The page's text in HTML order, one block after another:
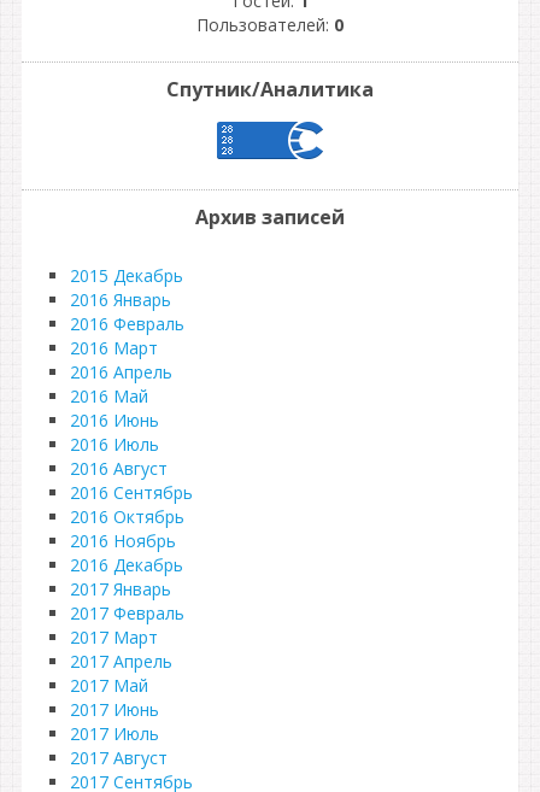
Пользователей: 0
Спутник/Аналитика
Архив записей
2015 Декабрь
2016 Январь
2016 Февраль
2016 Март
2016 Апрель
2016 Май
2016 Июнь
2016 Июль
2016 Август
2016 Сентябрь
2016 Октябрь
2016 Ноябрь
2016 Декабрь
2017 Январь
2017 Февраль
2017 Март
2017 Апрель
2017 Май
2017 Июнь
2017 Июль
2017 Август
2017 Сентябрь